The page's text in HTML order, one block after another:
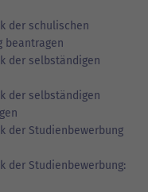
der schulischen
beantragen
der selbständigen
der selbständigen
der Studienbewerbung
der Studienbewerbung: